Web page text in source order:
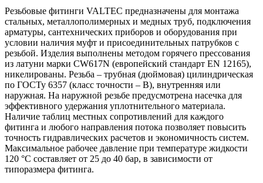
Резьбовые фитинги VALTEC предназначены для монтажа
стальных, металлополимерных и медных труб, подключения
арматуры, сантехнических приборов и оборудования при
условии наличия муфт и присоединительных патрубков с
резьбой. Изделия выполнены методом горячего прессования
из латуни марки CW617N (европейский стандарт EN 12165),
никелированы. Резьба – трубная (дюймовая) цилиндрическая
по ГОСТу 6357 (класс точности – В), внутренняя или
наружная. На наружной резьбе предусмотрена насечка для
эффективного удержания уплотнительного материала.
Наличие таблиц местных сопротивлений для каждого
фитинга и любого направления потока позволяет повысить
точность гидравлических расчетов и экономичность систем.
Максимальное рабочее давление при температуре жидкости
120 °С составляет от 25 до 40 бар, в зависимости от
типоразмера фитинга.